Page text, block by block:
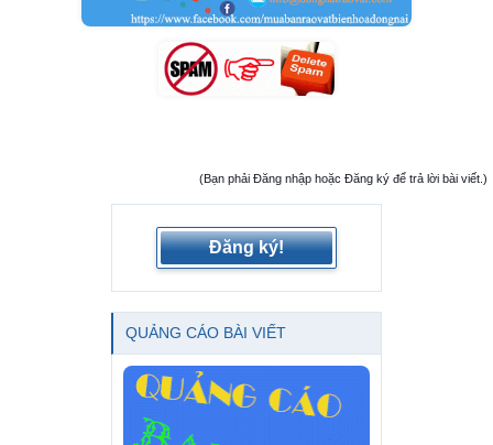
(Bạn phải Đăng nhập hoặc Đăng ký để trả lời bài viết.)
Đăng ký!
QUẢNG CÁO BÀI VIẾT